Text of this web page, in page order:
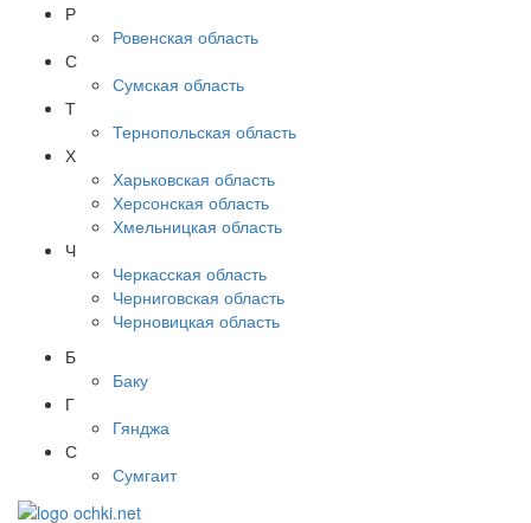
Р
Ровенская область
С
Сумская область
Т
Тернопольская область
Х
Харьковская область
Херсонская область
Хмельницкая область
Ч
Черкасская область
Черниговская область
Черновицкая область
Б
Баку
Г
Гянджа
С
Сумгаит